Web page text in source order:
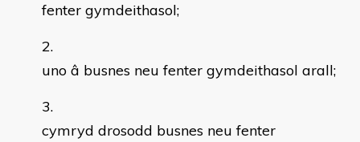
fenter gymdeithasol;
uno â busnes neu fenter gymdeithasol arall;
cymryd drosodd busnes neu fenter